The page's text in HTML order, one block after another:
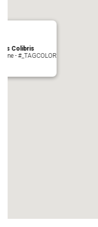
Colibris
- #_TAGCOLOR